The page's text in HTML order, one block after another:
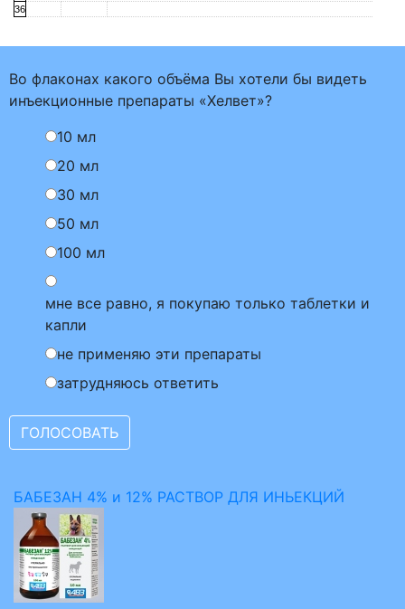
36
Во флаконах какого объёма Вы хотели бы видеть
инъекционные препараты «Хелвет»?
10 мл
20 мл
30 мл
50 мл
100 мл
мне все равно, я покупаю только таблетки и
капли
не применяю эти препараты
затрудняюсь ответить
БАБЕЗАН 4% и 12% РАСТВОР ДЛЯ ИНЬЕКЦИЙ